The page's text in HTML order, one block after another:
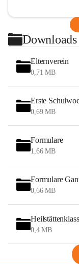
Downloads
Elternverein
0,71 MB
Erste
0,69 MB
Formulare
1,66 MB
Formulare
0,66 MB
0,4 MB